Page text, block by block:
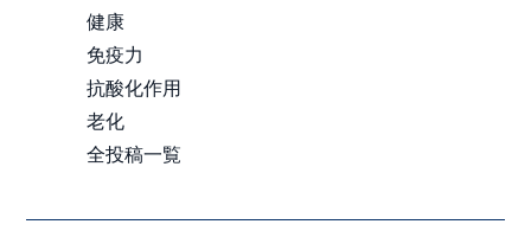
健康
免疫力
抗酸化作用
老化
全投稿一覧